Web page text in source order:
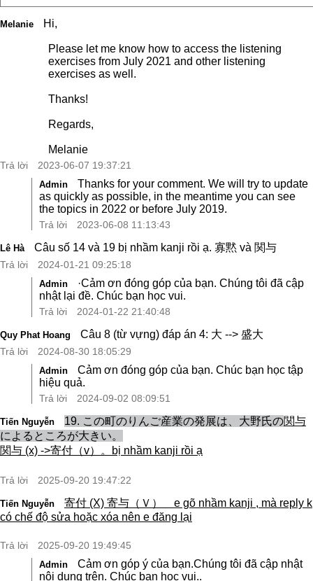
Melanie Hi,
Please let me know how to access the listening
exercises from July 2021 and other listening
exercises as well.
Thanks!
Regards,
Melanie
Trả lời 2023-06-07 19:37:21
Admin
Thanks for your comment. We will try to update
as quickly as possible, in the meantime you can see
the topics in 2022 or before July 2019.
Trả lời 2023-06-08 11:13:43
Lê Hà Câu số 14 và 19 bị nhầm kanji rồi ạ. 寡黙 và 関与
Trả lời 2024-01-21 09:25:18
Admin
·Cảm ơn đóng góp của bạn. Chúng tôi đã cập
nhật lại đề. Chúc bạn học vui.
Trả lời 2024-01-22 21:40:48
Quy Phat Hoang Câu 8 (từ vựng) đáp án 4: 大 --> 盛大
Trả lời 2024-08-30 18:05:29
Admin
Cảm ơn đóng góp của bạn. Chúc bạn học tập
hiệu quả.
Trả lời 2024-09-02 08:09:51
Tiến Nguyễn 19. この町のりんご産業の発展は、大野氏の関与
によるところが大きい。
関与 (x) ->寄付（v）。bị nhầm kanji rồi ạ
Trả lời 2025-09-20 19:47:22
Tiến Nguyễn
寄付 (X) 寄与（Ｖ） e gõ nhầm kanji , mà reply k
có chế độ sửa hoặc xóa nên e đăng lại
Trả lời 2025-09-20 19:49:45
Admin
Cảm ơn góp ý của bạn.Chúng tôi đã cập nhật
nội dung trên. Chúc bạn học vui..